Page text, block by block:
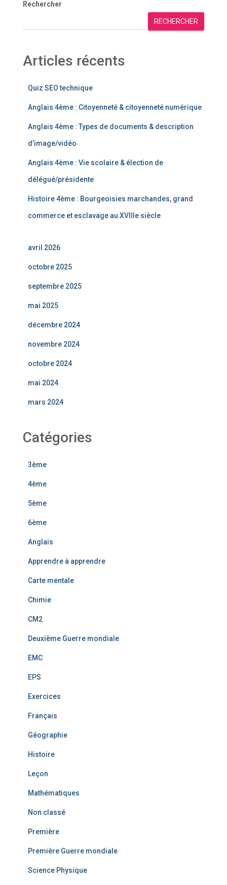
Rechercher
RECHERCHER
Articles récents
Quiz SEO technique
Anglais 4ème : Citoyenneté & citoyenneté numérique
Anglais 4ème : Types de documents & description
d’image/vidéo
Anglais 4ème : Vie scolaire & élection de
délégué/présidente
Histoire 4ème : Bourgeoisies marchandes, grand
commerce et esclavage au XVIIIe siècle
avril 2026
octobre 2025
septembre 2025
mai 2025
décembre 2024
novembre 2024
octobre 2024
mai 2024
mars 2024
Catégories
3ème
4ème
5ème
6ème
Anglais
Apprendre à apprendre
Carte mentale
Chimie
CM2
Deuxième Guerre mondiale
EMC
EPS
Exercices
Français
Géographie
Histoire
Leçon
Mathématiques
Non classé
Première
Première Guerre mondiale
Science Physique